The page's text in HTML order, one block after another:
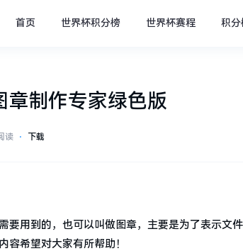
首页 世界杯积分榜 世界杯赛程 积分
章制作专家绿色版
读 ⋅ 下载
要用到的，也可以叫做图章，主要是为了表示文
容希望对大家有所帮助！